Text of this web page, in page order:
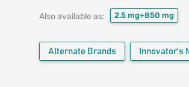
Also available as: 2.5 mg+850 mg
Alternate Brands Innovator's